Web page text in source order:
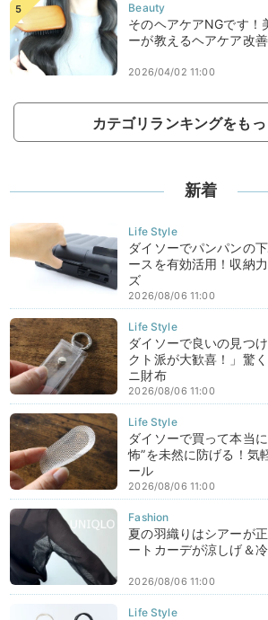
そのヘアケアNGです！
ーが教えるヘアケア改
2026/04/02 11:00
カテゴリランキングをも
新着
ダイソーでパンパンの
ースを有効活用！収納
ズ
2026/08/06 11:00
ダイソーで良いの見つ
クト派が大歓喜！」驚
ニ財布
2026/08/06 11:00
ダイソーで買って本当
怖”を未然に防げる！気
ール
2026/08/06 11:00
夏の羽織りはシアーが
ートカーデが涼しげ＆
2026/08/06 11:00